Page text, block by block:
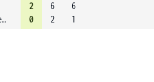
Lundstedt
2
0
6
2
6
1